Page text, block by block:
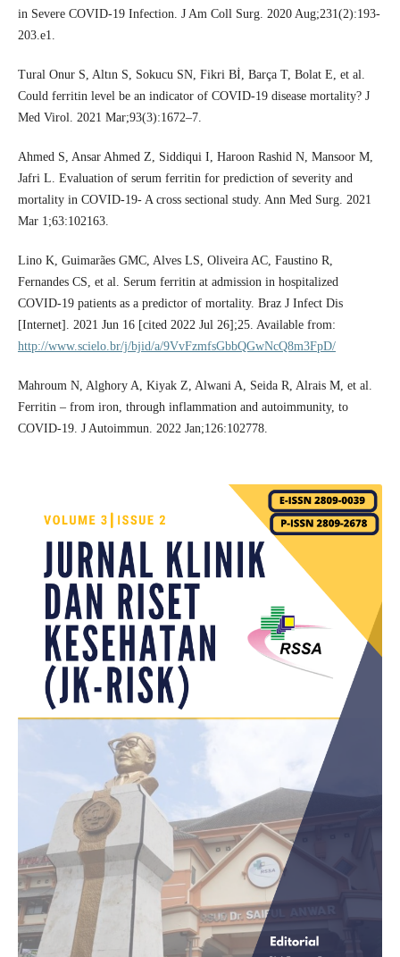
in Severe COVID-19 Infection. J Am Coll Surg. 2020 Aug;231(2):193-
203.e1.
Tural Onur S, Altın S, Sokucu SN, Fikri Bİ, Barça T, Bolat E, et al.
Could ferritin level be an indicator of COVID‐19 disease mortality? J
Med Virol. 2021 Mar;93(3):1672–7.
Ahmed S, Ansar Ahmed Z, Siddiqui I, Haroon Rashid N, Mansoor M,
Jafri L. Evaluation of serum ferritin for prediction of severity and
mortality in COVID-19- A cross sectional study. Ann Med Surg. 2021
Mar 1;63:102163.
Lino K, Guimarães GMC, Alves LS, Oliveira AC, Faustino R,
Fernandes CS, et al. Serum ferritin at admission in hospitalized
COVID-19 patients as a predictor of mortality. Braz J Infect Dis
[Internet]. 2021 Jun 16 [cited 2022 Jul 26];25. Available from:
http://www.scielo.br/j/bjid/a/9VvFzmfsGbbQGwNcQ8m3FpD/
Mahroum N, Alghory A, Kiyak Z, Alwani A, Seida R, Alrais M, et al.
Ferritin – from iron, through inflammation and autoimmunity, to
COVID-19. J Autoimmun. 2022 Jan;126:102778.